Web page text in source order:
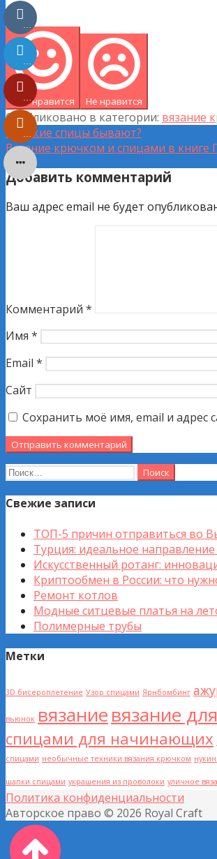
Мне нравится Не нравится
Опубликовано в категории: вязание
Навигация
по
записям
← Какие спицы бывают?
Вязание крючком и спицами в книге
Добавить комментарий
Ваш адрес email не будет
Комментарий *
Имя *
Email *
Сайт
Сохранить моё имя, email и адрес
Найти:
Свежие записи
ТОП-5 причин отправиться во
Турция: идеальное
Искусственный ротанг:
Криптообмен в России: что
Ремонт котлов
Модные ситцевые платья на
Полимерные трубы
Метки
3D бисероплетение Узор спицами Ярнбомбинг
вьюнок вязаниевязание
спицами для начинающих
спицами необычные техники вязания крючком
шапки спицами украшения из проволоки уличное
Политика конфиденциальности
Авторское право © 2026 Royal Craft